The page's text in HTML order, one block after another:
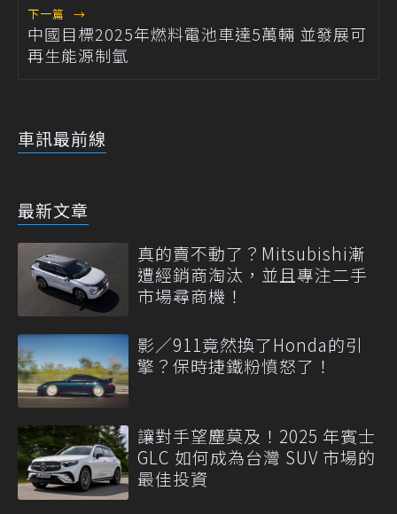
下一篇 →
中國目標2025年燃料電池車達5萬輛 並發展可
再生能源制氫
車訊最前線
最新文章
真的賣不動了？Mitsubishi漸
遭經銷商淘汰，並且專注二手
市場尋商機！
影／911竟然換了Honda的引
擎？保時捷鐵粉憤怒了！
讓對手望塵莫及！2025 年賓士
GLC 如何成為台灣 SUV 市場的
最佳投資